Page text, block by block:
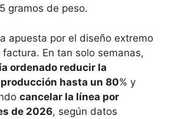
gramos de peso.
apuesta por el diseño extremo
En tan solo semanas,
ordenado reducir la
hasta un 80% y
cancelar la línea por
de 2026, según datos